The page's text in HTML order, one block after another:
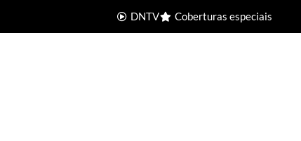
DNTV Coberturas especiais